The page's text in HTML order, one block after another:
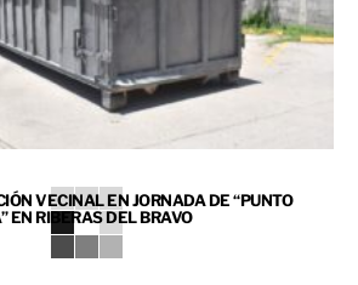
VECINAL EN JORNADA DE “PUNTO
EN RIBERAS DEL BRAVO